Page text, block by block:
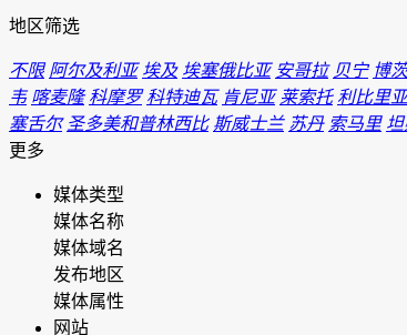
地区筛选
不限 阿尔及利亚 埃及 埃塞俄比亚 安哥拉 贝宁 博
韦 喀麦隆 科摩罗 科特迪瓦 肯尼亚 莱索托 利比里亚
塞舌尔 圣多美和普林西比 斯威士兰 苏丹 索马里
更多
媒体类型
媒体名称
媒体域名
发布地区
媒体属性
网站